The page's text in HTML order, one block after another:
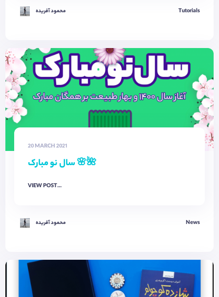
محمود آفریده Tutorials
20 MARCH 2021
سال نو مبارک 🌸🌺
VIEW POST...
محمود آفریده News